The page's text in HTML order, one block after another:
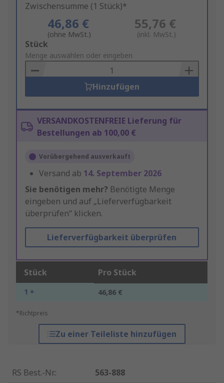
Zwischensumme (1 Stück)*
46,86 €
(ohne MwSt.)
55,76 €
(inkl. MwSt.)
Add
to
Basket
Stück
Menge auswählen oder eingeben
Hinzufügen
VERSANDKOSTENFREIE Lieferung für
Bestellungen ab 100,00 €
Vorübergehend ausverkauft
Versand ab 14. September 2026
Sie benötigen mehr? Benötigte Menge
eingeben und auf „Lieferverfügbarkeit
überprüfen“ klicken.
Lieferverfügbarkeit überprüfen
Stück Pro Stück
1 + 46,86 €
*Richtpreis
Zu einer Teileliste hinzufügen
RS Best.-Nr.:
563-888